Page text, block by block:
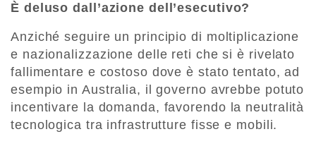
È deluso dall’azione dell’esecutivo?
Anziché seguire un principio di moltiplicazione
e nazionalizzazione delle reti che si è rivelato
fallimentare e costoso dove è stato tentato, ad
esempio in Australia, il governo avrebbe potuto
incentivare la domanda, favorendo la neutralità
tecnologica tra infrastrutture fisse e mobili.